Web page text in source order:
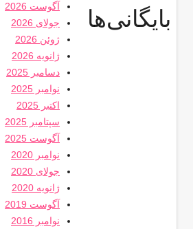
بایگانی‌ها
آگوست 2026
جولای 2026
ژوئن 2026
ژانویه 2026
دسامبر 2025
نوامبر 2025
اکتبر 2025
سپتامبر 2025
آگوست 2025
نوامبر 2020
جولای 2020
ژانویه 2020
آگوست 2019
نوامبر 2016